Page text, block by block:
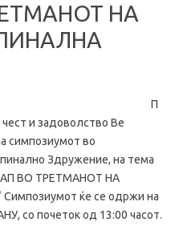
НА
П
и задоволство Ве
симпозиумот во
Здружение, на тема
ВО ТРЕТМАНОТ НА
ќе се одржи на
со почеток од 13:00 часот.